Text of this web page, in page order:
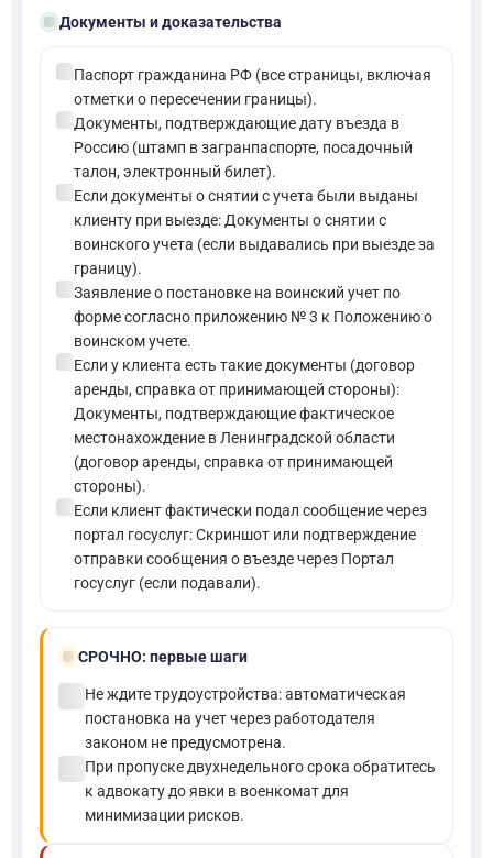
folder_openДокументы и доказательства
Паспорт гражданина РФ (все страницы, включая
отметки о пересечении границы).
Документы, подтверждающие дату въезда в
Россию (штамп в загранпаспорте, посадочный
талон, электронный билет).
Если документы о снятии с учета были выданы
клиенту при выезде: Документы о снятии с
воинского учета (если выдавались при выезде за
границу).
Заявление о постановке на воинский учет по
форме согласно приложению № 3 к Положению о
воинском учете.
Если у клиента есть такие документы (договор
аренды, справка от принимающей стороны):
Документы, подтверждающие фактическое
местонахождение в Ленинградской области
(договор аренды, справка от принимающей
стороны).
Если клиент фактически подал сообщение через
портал госуслуг: Скриншот или подтверждение
отправки сообщения о въезде через Портал
госуслуг (если подавали).
boltСРОЧНО: первые шаги
Не ждите трудоустройства: автоматическая
постановка на учет через работодателя
законом не предусмотрена.
При пропуске двухнедельного срока обратитесь
к адвокату до явки в военкомат для
минимизации рисков.